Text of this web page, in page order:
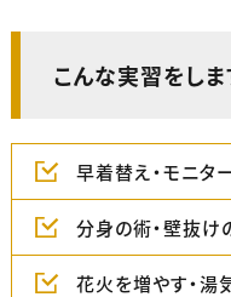
こんな実習をしま
早着替え・モニタ
分身の術・壁抜け
花火を増やす・湯